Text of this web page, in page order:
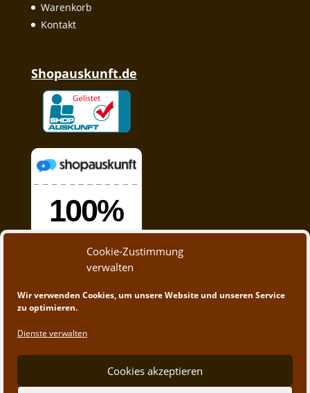
Cookie-Zustimmung
verwalten
Wir verwenden Cookies, um unsere Website und unseren Service
zu optimieren.
Dienste verwalten
Cookies akzeptieren
Warenkorb
Kontakt
Shopauskunft.de